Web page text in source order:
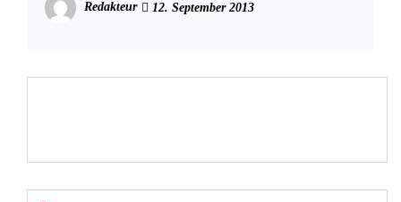
Redakteur 12. September 2013